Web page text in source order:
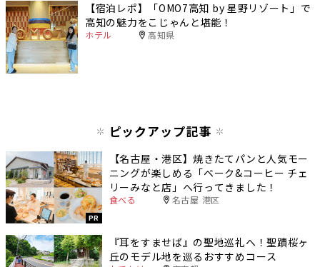
【宿泊レポ】「OMO7高知 by 星野リゾート」で
高知の魅力をこじゃんと堪能！
ホテル 高知県
ピックアップ記事
PR
【名古屋・港区】焼きたてパンと人気モー
ニングが楽しめる「ベーク&コーヒー チェ
リーみなと店」へ行ってきました！
食べる 名古屋 港区
『耳をすませば』の聖地巡礼へ！聖蹟桜ヶ
丘のモデル地を巡るおすすめコース